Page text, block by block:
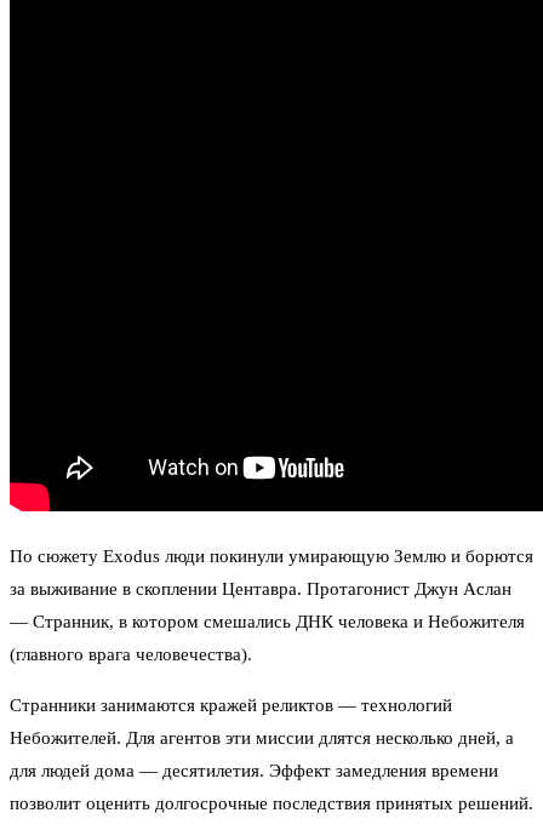
По сюжету Exodus люди покинули умирающую Землю и борются
за выживание в скоплении Центавра. Протагонист Джун Аслан
— Странник, в котором смешались ДНК человека и Небожителя
(главного врага человечества).
Странники занимаются кражей реликтов — технологий
Небожителей. Для агентов эти миссии длятся несколько дней, а
для людей дома — десятилетия. Эффект замедления времени
позволит оценить долгосрочные последствия принятых решений.